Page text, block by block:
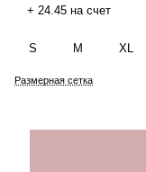
+ 24.45 на счет
S M XL
Размерная сетка